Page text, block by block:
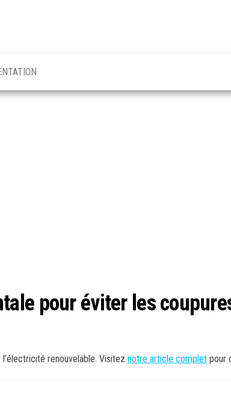
pour éviter les
renouvelable. Visitez notre article complet pour